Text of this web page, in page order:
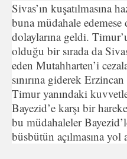
Sivas’ın kuşatılmasına
buna müdahale edemese
dolaylarına geldi.
olduğu bir sırada da
eden Mutahharten’i
sınırına giderek
Timur yanındaki
Bayezid’e karşı bir
bu müdahaleler
büsbütün açılmasına yol